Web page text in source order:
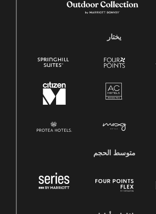
يختار
متوسط ​​الحجم